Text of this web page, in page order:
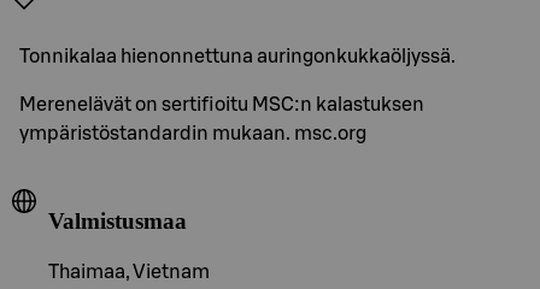
Tonnikalaa hienonnettuna auringonkukkaöljyssä.
Merenelävät on sertifioitu MSC:n kalastuksen
ympäristöstandardin mukaan. msc.org
Valmistusmaa
Thaimaa, Vietnam